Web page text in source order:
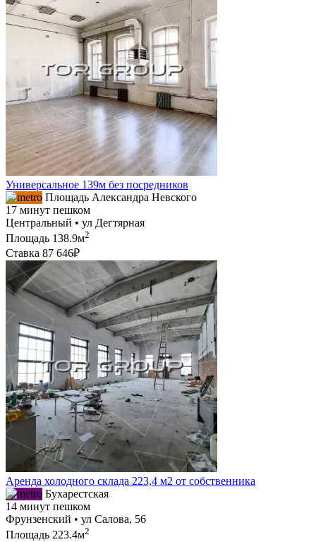
Универсальное 139м без посредников
Площадь Александра Невского
17 минут пешком
Центральный • ул Дегтярная
Площадь 138.9м2
Ставка 87 646₽
Аренда холодного склада 223,4 м2 от собственника
Бухарестская
14 минут пешком
Фрунзенский • ул Салова, 56
Площадь 223.4м2